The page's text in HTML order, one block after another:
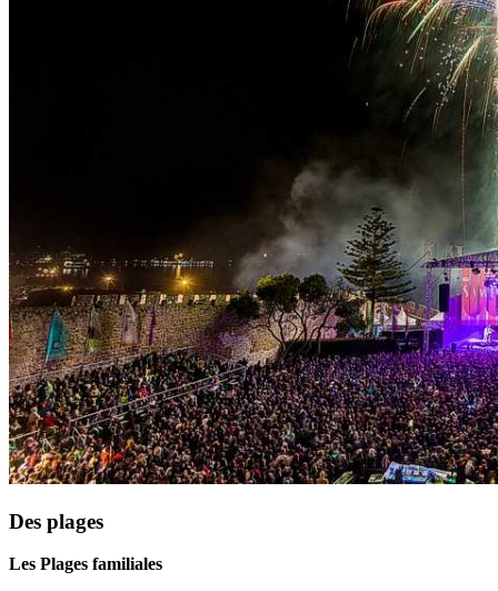
Des plages
Les Plages familiales